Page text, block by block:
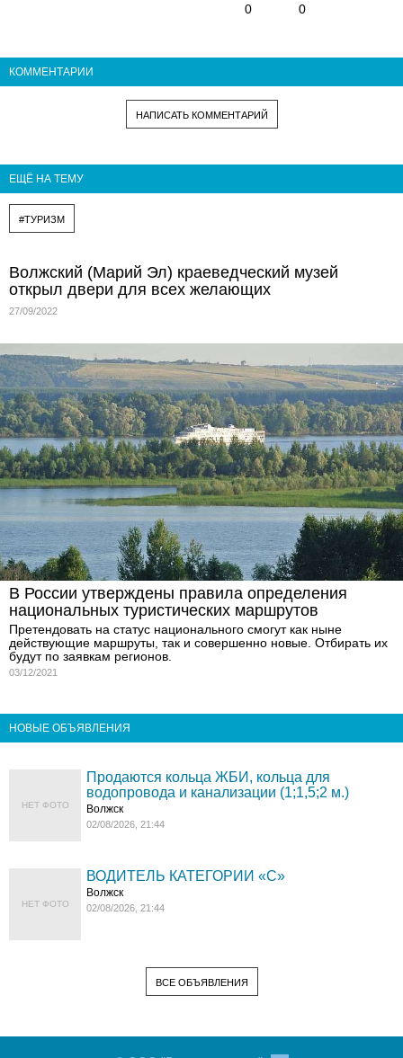
0
0
КОММЕНТАРИИ
НАПИСАТЬ КОММЕНТАРИЙ
ЕЩЁ НА ТЕМУ
#ТУРИЗМ
Волжский (Марий Эл) краеведческий музей
открыл двери для всех желающих
27/09/2022
В России утверждены правила определения
национальных туристических маршрутов
Претендовать на статус национального смогут как ныне
действующие маршруты, так и совершенно новые. Отбирать их
будут по заявкам регионов.
03/12/2021
НОВЫЕ ОБЪЯВЛЕНИЯ
НЕТ ФОТО
Продаются кольца ЖБИ, кольца для
водопровода и канализации (1;1,5;2 м.)
Волжск
02/08/2026, 21:44
НЕТ ФОТО
ВОДИТЕЛЬ КАТЕГОРИИ «C»
Волжск
02/08/2026, 21:44
ВСЕ ОБЪЯВЛЕНИЯ